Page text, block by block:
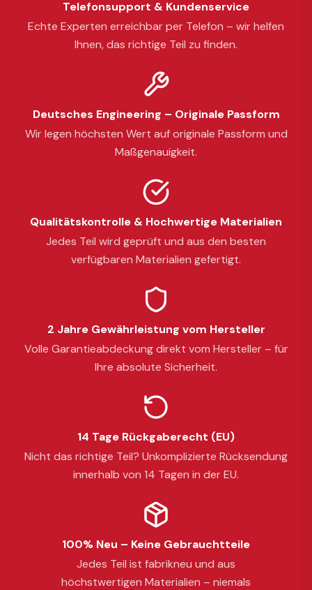
Telefonsupport & Kundenservice
Echte Experten erreichbar per Telefon – wir helfen
Ihnen, das richtige Teil zu finden.
Deutsches Engineering – Originale Passform
Wir legen höchsten Wert auf originale Passform und
Maßgenauigkeit.
Qualitätskontrolle & Hochwertige Materialien
Jedes Teil wird geprüft und aus den besten
verfügbaren Materialien gefertigt.
2 Jahre Gewährleistung vom Hersteller
Volle Garantieabdeckung direkt vom Hersteller – für
Ihre absolute Sicherheit.
14 Tage Rückgaberecht (EU)
Nicht das richtige Teil? Unkomplizierte Rücksendung
innerhalb von 14 Tagen in der EU.
100% Neu – Keine Gebrauchtteile
Jedes Teil ist fabrikneu und aus
höchstwertigen Materialien – niemals